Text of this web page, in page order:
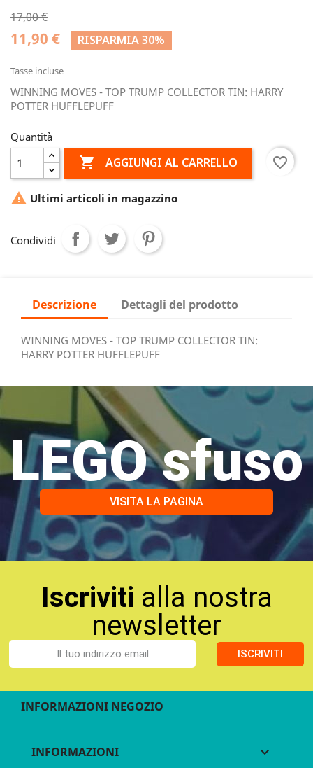
17,00 €
11,90 € RISPARMIA 30%
Tasse incluse
WINNING MOVES - TOP TRUMP COLLECTOR TIN: HARRY
POTTER HUFFLEPUFF
Quantità
 AGGIUNGI AL CARRELLO favorite_border
 Ultimi articoli in magazzino
Condividi
Descrizione Dettagli del prodotto
WINNING MOVES - TOP TRUMP COLLECTOR TIN:
HARRY POTTER HUFFLEPUFF
LEGO sfuso
VISITA LA PAGINA
Iscriviti alla nostra
newsletter
ISCRIVITI
INFORMAZIONI NEGOZIO
INFORMAZIONI 